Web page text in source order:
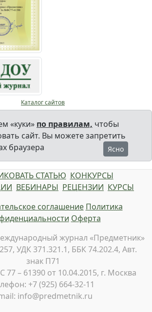
Каталог сайтов
«куки» по правилам, чтобы
сайт. Вы можете запретить
браузера
Ясно
СТАТЬЮ КОНКУРСЫ
ВЕБИНАРЫ РЕЦЕНЗИИ КУРСЫ
соглашение Политика
Оферта
журнал «Предметник»
УДК 371.321.1, ББК 74.202.4, Авт.
знак П71
– 61390 от 10.04.2015, г. Москва
+7 (925) 664-32-11
info@predmetnik.ru